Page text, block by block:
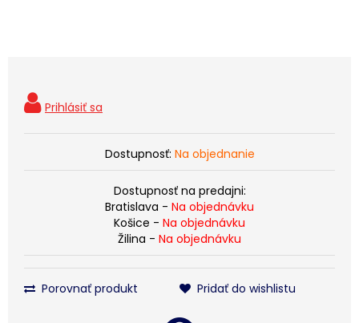
Dostupnosť: Na objednanie
Dostupnosť na predajni:
Bratislava - Na objednávku
Košice - Na objednávku
Žilina - Na objednávku
Porovnať produkt Pridať do wishlistu